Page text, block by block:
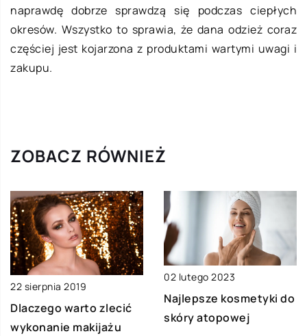
naprawdę dobrze sprawdzą się podczas ciepłych
okresów. Wszystko to sprawia, że dana odzież coraz
częściej jest kojarzona z produktami wartymi uwagi i
zakupu.
ZOBACZ RÓWNIEŻ
22 sierpnia 2019
Dlaczego warto zlecić
wykonanie makijażu
02 lutego 2023
Najlepsze kosmetyki do
skóry atopowej